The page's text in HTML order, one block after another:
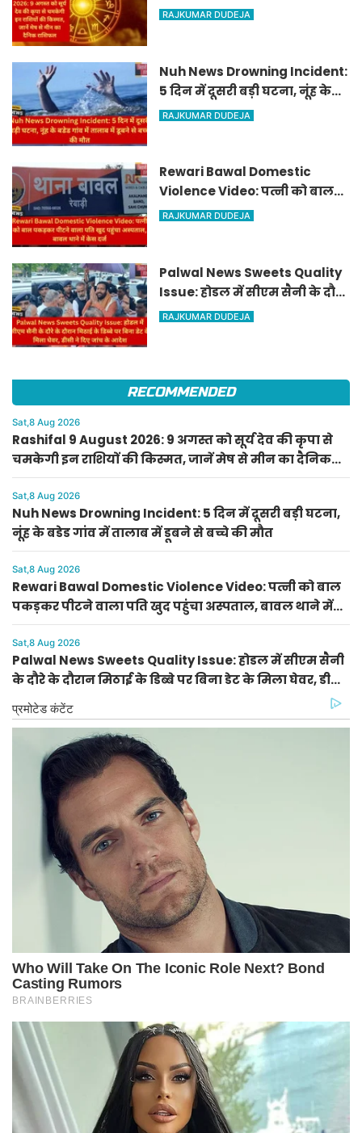
चमकेगी इन राशियों की किस्मत,
RAJKUMAR DUDEJA
Nuh News Drowning Incident:
5 दिन में दूसरी बड़ी घटना, नूंह के
बडेड गांव में तालाब में डूबने से बच्चे
RAJKUMAR DUDEJA
Rewari Bawal Domestic
Violence Video: पत्नी को बाल
पकड़कर पीटने वाला पति खुद
RAJKUMAR DUDEJA
Palwal News Sweets Quality
Issue: होडल में सीएम सैनी के दौरे
के दौरान मिठाई के डिब्बे पर बिना
RAJKUMAR DUDEJA
RECOMMENDED
Sat,8 Aug 2026
Rashifal 9 August 2026: 9 अगस्त को सूर्य देव की कृपा से
चमकेगी इन राशियों की किस्मत, जानें मेष से मीन का दैनिक
राशिफल
Sat,8 Aug 2026
Nuh News Drowning Incident: 5 दिन में दूसरी बड़ी घटना,
नूंह के बडेड गांव में तालाब में डूबने से बच्चे की मौत
Sat,8 Aug 2026
Rewari Bawal Domestic Violence Video: पत्नी को बाल
पकड़कर पीटने वाला पति खुद पहुंचा अस्पताल, बावल थाने में
केस दर्ज
Sat,8 Aug 2026
Palwal News Sweets Quality Issue: होडल में सीएम सैनी
के दौरे के दौरान मिठाई के डिब्बे पर बिना डेट के मिला घेवर, डीसी
ने दिए जांच के आदेश